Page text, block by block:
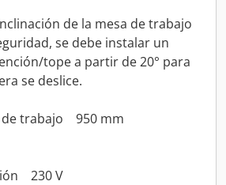
de la mesa de trabajo
se debe instalar un
tope a partir de 20° para
se deslice.
de trabajo 950 mm
230 V